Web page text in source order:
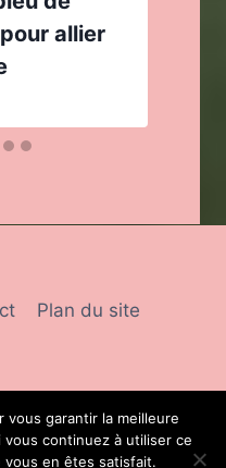
allier
Plan du site
de fille
vous garantir la meilleure
continuez à utiliser ce
en êtes satisfait.